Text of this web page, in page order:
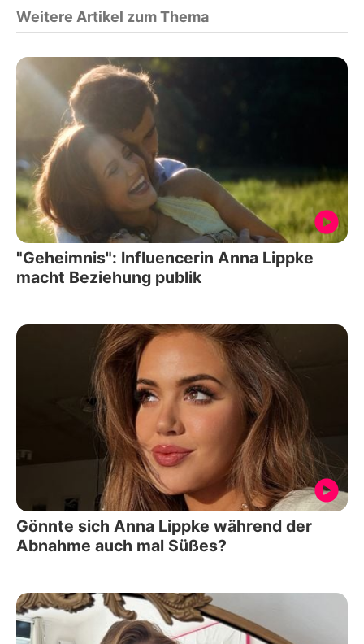
Weitere Artikel zum Thema
"Geheimnis": Influencerin Anna Lippke
macht Beziehung publik
Gönnte sich Anna Lippke während der
Abnahme auch mal Süßes?